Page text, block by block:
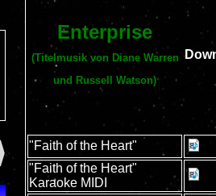
Enterprise
(Titelmusik von Diane Warren
und Russell Watson)
"Faith of the Heart"
"Faith of the Heart"
Karaoke MIDI